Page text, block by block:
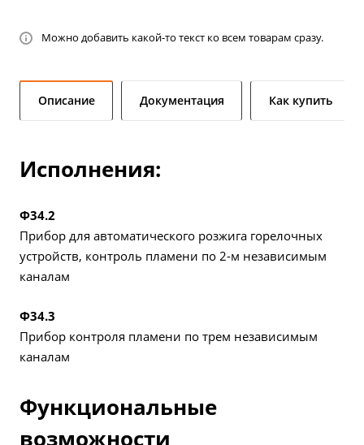
Можно добавить какой-то текст ко всем товарам сразу.
Описание Документация Как купить
Исполнения:
Ф34.2
Прибор для автоматического розжига горелочных
устройств, контроль пламени по 2-м независимым
каналам
Ф34.3
Прибор контроля пламени по трем независимым
каналам
Функциональные
возможности